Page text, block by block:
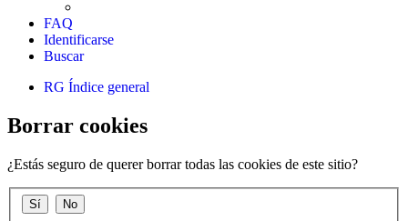
FAQ
Identificarse
Buscar
RG Índice general
Borrar cookies
¿Estás seguro de querer borrar todas las cookies de este sitio?